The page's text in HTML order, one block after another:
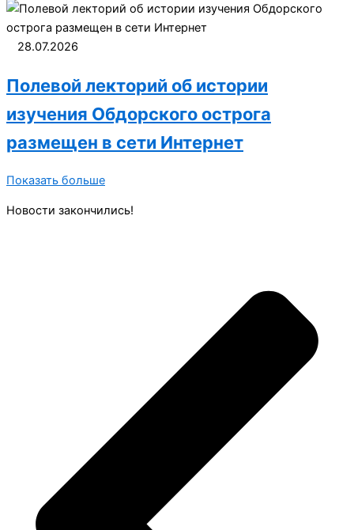
28.07.2026
Полевой лекторий об истории
изучения Обдорского острога
размещен в сети Интернет
Показать больше
Новости закончились!